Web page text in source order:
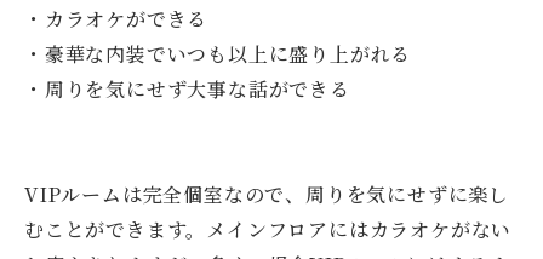
・カラオケができる
・豪華な内装でいつも以上に盛り上がれる
・周りを気にせず大事な話ができる
VIPルームは完全個室なので、周りを気にせずに楽し
むことができます。メインフロアにはカラオケがない